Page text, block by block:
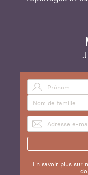
En savoir plus sur